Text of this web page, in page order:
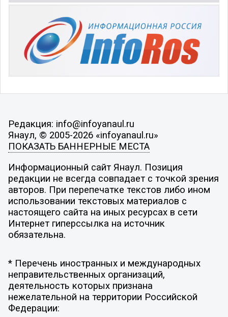
Редакция: info@infoyanaul.ru
Янаул, © 2005-2026 «infoyanaul.ru»
ПОКАЗАТЬ БАННЕРНЫЕ МЕСТА
Информационный сайт Янаул. Позиция
редакции не всегда совпадает с точкой зрения
авторов. При перепечатке текстов либо ином
использовании текстовых материалов с
настоящего сайта на иных ресурсах в сети
Интернет гиперссылка на источник
обязательна.
* Перечень иностранных и международных
неправительственных организаций,
деятельность которых признана
нежелательной на территории Российской
Федерации: